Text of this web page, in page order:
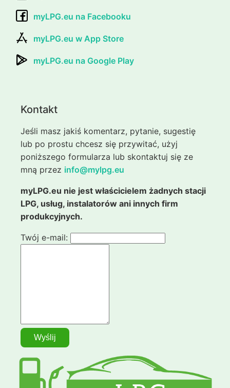
myLPG.eu na Facebooku
myLPG.eu w App Store
myLPG.eu na Google Play
Kontakt
Jeśli masz jakiś komentarz, pytanie, sugestię
lub po prostu chcesz się przywitać, użyj
poniższego formularza lub skontaktuj się ze
mną przez info@mylpg.eu
myLPG.eu nie jest właścicielem żadnych stacji
LPG, usług, instalatorów ani innych firm
produkcyjnych.
Twój e-mail: